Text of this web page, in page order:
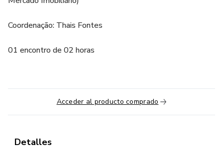
Coordenação: Thais Fontes
01 encontro de 02 horas
Acceder al producto comprado
Detalles